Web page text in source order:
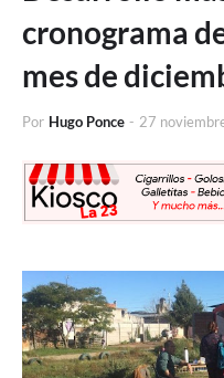
cronograma
mes de
Por Hugo Ponce - 27